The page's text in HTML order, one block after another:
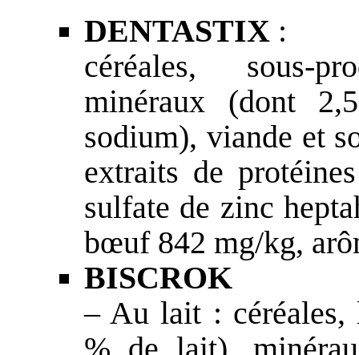
DENTASTIX :
céréales, sous-
minéraux (dont
sodium), viande et
extraits de
sulfate de zinc
bœuf 842 mg/kg,
BISCROK
– Au lait :